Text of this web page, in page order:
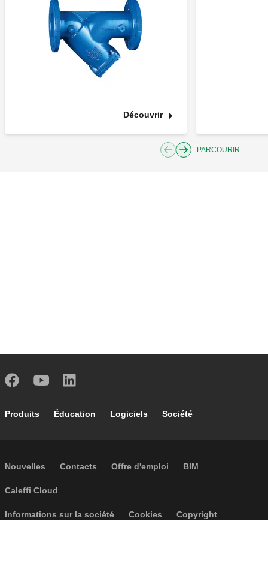
Découvrir
PARCOURIR
Footer main navigation
Produits Éducation Logiciels Société
Footer secondary navigation
Nouvelles Contacts Offre d'emploi BIM
Caleffi Cloud
Footer menu
Informations sur la société Cookies Copyright